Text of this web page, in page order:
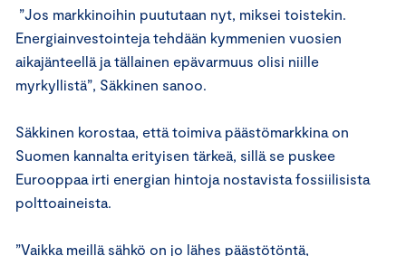
”Jos markkinoihin puututaan nyt, miksei toistekin.
Energiainvestointeja tehdään kymmenien vuosien
aikajänteellä ja tällainen epävarmuus olisi niille
myrkyllistä”, Säkkinen sanoo.
Säkkinen korostaa, että toimiva päästömarkkina on
Suomen kannalta erityisen tärkeä, sillä se puskee
Eurooppaa irti energian hintoja nostavista fossiilisista
polttoaineista.
”Vaikka meillä sähkö on jo lähes päästötöntä,